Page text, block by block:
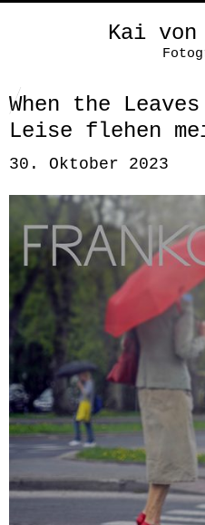
Kai von
When the
Leise flehen
30. Oktober 2023